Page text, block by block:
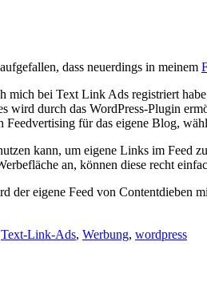
dass neuerdings in meinem
mich bei Text Link Ads registriert
wird durch das WordPress-Plugin
Feedvertising für das eigene Blog,
kann, um eigene Links im
an, können diese recht
der eigene Feed von Contentdieben
Text-Link-Ads, Werbung, wordpress